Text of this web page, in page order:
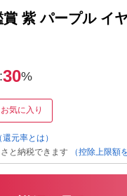
紫 パープル イ
30%
お気に入り
（還元率とは）
と納税できます
（控除上限額